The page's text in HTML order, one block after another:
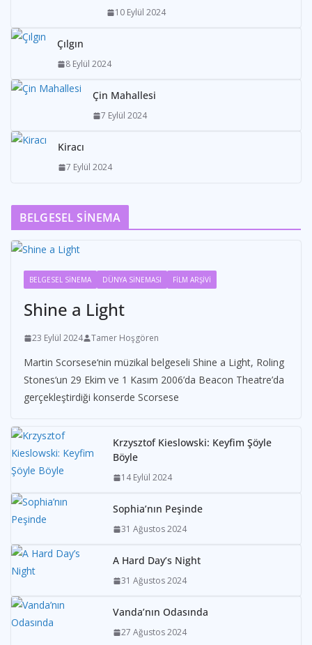
10 Eylül 2024
Çılgın
8 Eylül 2024
Çin Mahallesi
7 Eylül 2024
Kiracı
7 Eylül 2024
BELGESEL SİNEMA
BELGESEL SİNEMA DÜNYA SİNEMASI FİLM ARŞİVİ
Shine a Light
23 Eylül 2024 Tamer Hoşgören
Martin Scorsese‘nin müzikal belgeseli Shine a Light, Roling
Stones‘un 29 Ekim ve 1 Kasım 2006’da Beacon Theatre’da
gerçekleştirdiği konserde Scorsese
Krzysztof Kieslowski: Keyfim Şöyle
Böyle
14 Eylül 2024
Sophia’nın Peşinde
31 Ağustos 2024
A Hard Day’s Night
31 Ağustos 2024
Vanda’nın Odasında
27 Ağustos 2024